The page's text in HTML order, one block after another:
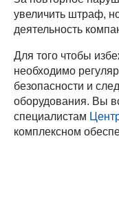
увеличить штраф,
деятельность
Для того чтобы
необходимо
безопасности и
оборудования. Вы
специалистам
комплексном